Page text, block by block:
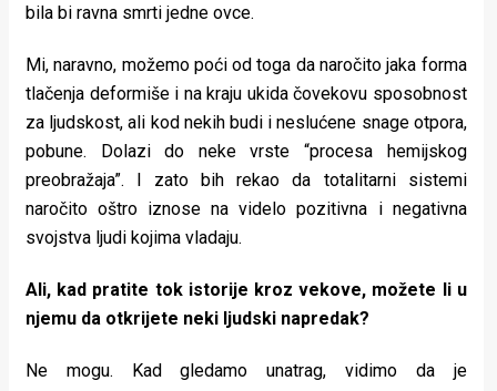
bila bi ravna smrti jedne ovce.
Mi, naravno, možemo poći od toga da naročito jaka forma
tlačenja deformiše i na kraju ukida čovekovu sposobnost
za ljudskost, ali kod nekih budi i neslućene snage otpora,
pobune. Dolazi do neke vrste “procesa hemijskog
preobražaja”. I zato bih rekao da totalitarni sistemi
naročito oštro iznose na videlo pozitivna i negativna
svojstva ljudi kojima vladaju.
Ali, kad pratite tok istorije kroz vekove, možete li u
njemu da otkrijete neki ljudski napredak?
Ne mogu. Kad gledamo unatrag, vidimo da je